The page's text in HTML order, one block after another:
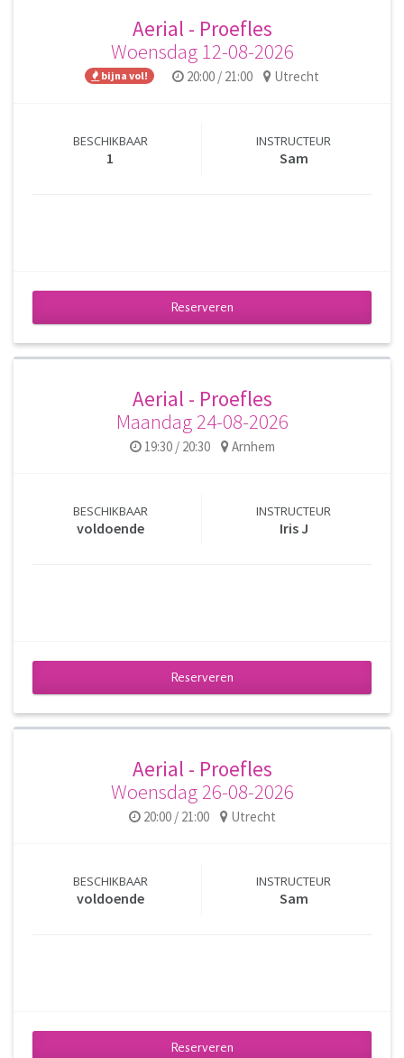
Aerial - Proefles
Woensdag 12-08-2026
bijna vol! 20:00 / 21:00 Utrecht
BESCHIKBAAR
1
INSTRUCTEUR
Sam
Reserveren
Aerial - Proefles
Maandag 24-08-2026
19:30 / 20:30 Arnhem
BESCHIKBAAR
voldoende
INSTRUCTEUR
Iris J
Reserveren
Aerial - Proefles
Woensdag 26-08-2026
20:00 / 21:00 Utrecht
BESCHIKBAAR
voldoende
INSTRUCTEUR
Sam
Reserveren